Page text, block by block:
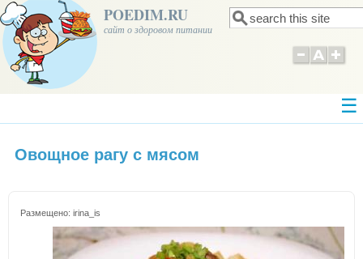
POEDIM.RU
сайт о здоровом питании Форма поиска
Поиск
Овощное рагу с мясом
Размещено: irina_is